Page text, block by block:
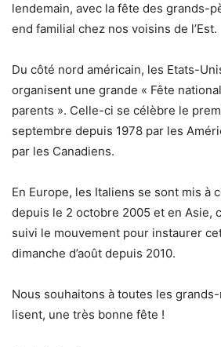
lendemain, avec la fête des grands-
end familial chez nos voisins de l’Est.
Du côté nord américain, les Etats-
organisent une grande « Fête
parents ». Celle-ci se célèbre le
septembre depuis 1978 par les
par les Canadiens.
En Europe, les Italiens se sont mis à
depuis le 2 octobre 2005 et en Asie,
suivi le mouvement pour instaurer
dimanche d’août depuis 2010.
Nous souhaitons à toutes les
lisent, une très bonne fête !